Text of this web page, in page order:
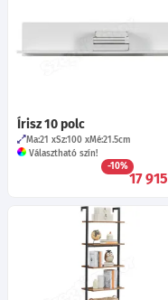
Írisz 10 polc
Ma:21 Sz:100 Mé:21.5cm
Választható szín!
-10%
17 915